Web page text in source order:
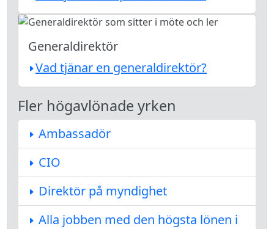
Generaldirektör
Vad tjänar en generaldirektör?
Fler högavlönade yrken
Ambassadör
CIO
Direktör på myndighet
Alla jobben med den högsta lönen i